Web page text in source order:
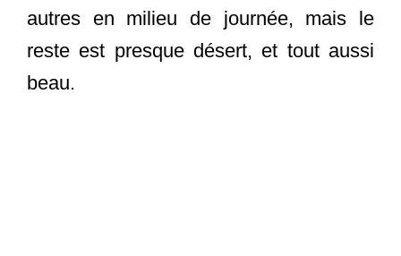
autres en milieu de journée, mais le
reste est presque désert, et tout aussi
beau.